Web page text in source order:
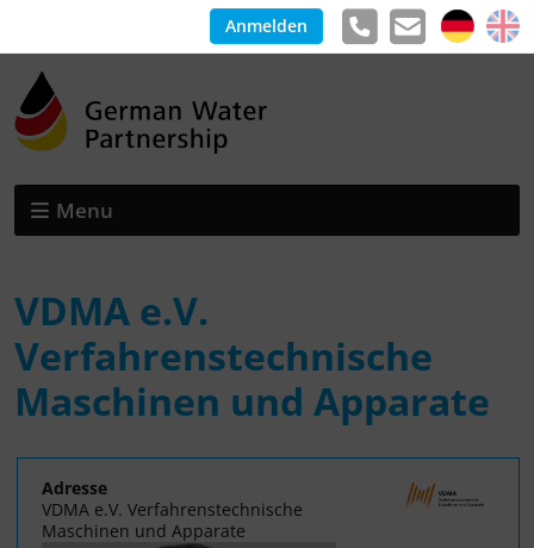
Anmelden
Menu
VDMA e.V.
Verfahrenstechnische
Maschinen und Apparate
Adresse
VDMA e.V. Verfahrenstechnische
Maschinen und Apparate